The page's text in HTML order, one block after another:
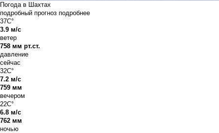
Погода в Шахтах
подробный прогноз подробнее
37C°
3.9 м/с
ветер
758 мм рт.ст.
давление
сейчас
32C°
7.2 м/с
759 мм
вечером
22C°
6.8 м/с
762 мм
ночью